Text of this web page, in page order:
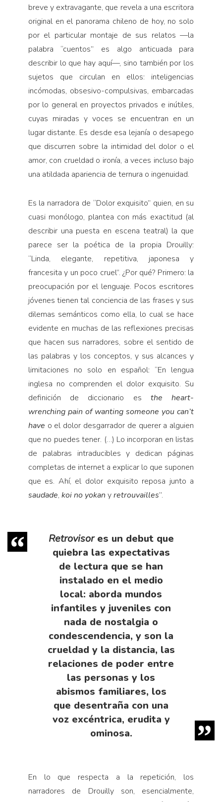
Turismo accidental
Vidas paralelas
Voces y lecturas
breve y extravagante, que revela a una escritora
original en el panorama chileno de hoy, no solo
por el particular montaje de sus relatos —la
palabra “cuentos” es algo anticuada para
describir lo que hay aquí—, sino también por los
sujetos que circulan en ellos: inteligencias
incómodas, obsesivo-compulsivas, embarcadas
por lo general en proyectos privados e inútiles,
cuyas miradas y voces se encuentran en un
lugar distante. Es desde esa lejanía o desapego
que discurren sobre la intimidad del dolor o el
amor, con crueldad o ironía, a veces incluso bajo
una atildada apariencia de ternura o ingenuidad.
Es la narradora de “Dolor exquisito” quien, en su
cuasi monólogo, plantea con más exactitud (al
describir una puesta en escena teatral) la que
parece ser la poética de la propia Drouilly:
“Linda, elegante, repetitiva, japonesa y
francesita y un poco cruel”. ¿Por qué? Primero: la
preocupación por el lenguaje. Pocos escritores
jóvenes tienen tal conciencia de las frases y sus
dilemas semánticos como ella, lo cual se hace
evidente en muchas de las reflexiones precisas
que hacen sus narradores, sobre el sentido de
las palabras y los conceptos, y sus alcances y
limitaciones no solo en español: “En lengua
inglesa no comprenden el dolor exquisito. Su
definición de diccionario es the heart-
wrenching pain of wanting someone you can’t
have o el dolor desgarrador de querer a alguien
que no puedes tener. (…) Lo incorporan en listas
de palabras intraducibles y dedican páginas
completas de internet a explicar lo que suponen
que es. Ahí, el dolor exquisito reposa junto a
saudade, koi no yokan yretrouvailles”.
Retrovisores un debut que
quiebra las expectativas
de lectura que se han
instalado en el medio
local: aborda mundos
infantiles y juveniles con
nada de nostalgia o
condescendencia, y son la
crueldad y la distancia, las
relaciones de poder entre
las personas y los
abismos familiares, los
que desentraña con una
voz excéntrica, erudita y
ominosa.
En lo que respecta a la repetición, los
narradores de Drouilly son, esencialmente,